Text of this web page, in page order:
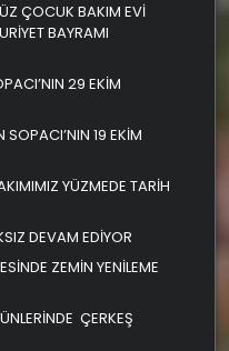
ÇOCUK BAKIM EVİ
BAYRAMI
29 EKİM
SOPACI’NIN 19 EKİM
YÜZMEDE TARİH
DEVAM EDİYOR
ZEMİN YENİLEME
ÇERKEŞ